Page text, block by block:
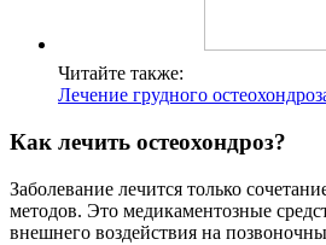
Читайте также:
Лечение грудного
Как лечить остеохондроз?
Заболевание лечится только
методов. Это медикаментозные
внешнего воздействия на